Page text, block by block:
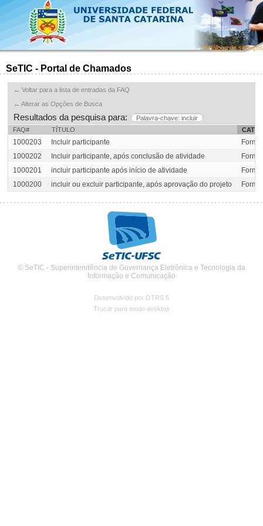
Catálogo de serviços
SeTIC - Portal de Chamados
← Voltar para a lista de entradas da FAQ
← Alterar as Opções de Busca
Resultados da pesquisa para:
Palavra-chave: incluir
FAQ#
TÍTULO
1000203 Incluir participante
1000202
Incluir participante, após conclusão de atividade
1000201
incluir participante após início de atividade
1000200
incluir ou excluir participante, após aprovação do projeto
© SeTIC - Superintendência de Governança Eletrônica e Tecnologia da
Informação e Comunicação
Desenvolvido por OTRS 5
Trocar para modo desktop